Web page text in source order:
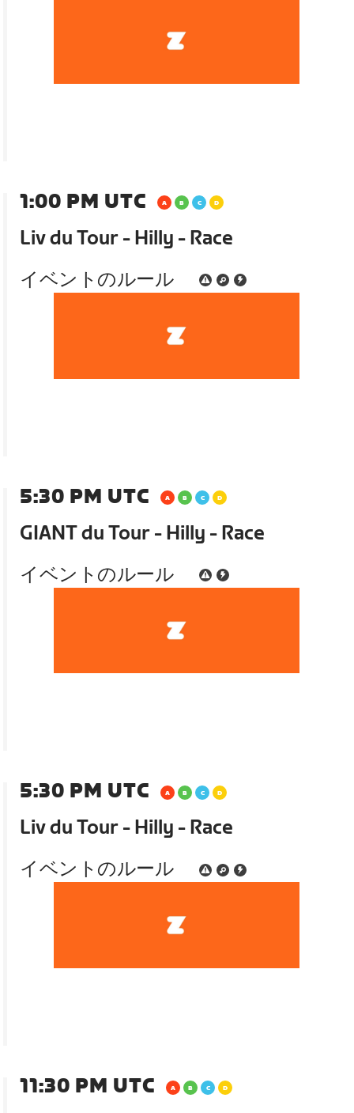
1:00 PM UTC
Liv du Tour - Hilly - Race
イベントのルール
5:30 PM UTC
GIANT du Tour - Hilly - Race
イベントのルール
5:30 PM UTC
Liv du Tour - Hilly - Race
イベントのルール
11:30 PM UTC